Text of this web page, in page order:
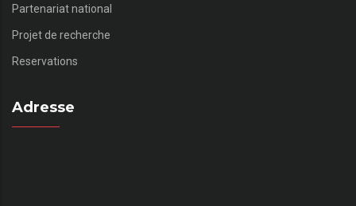
Partenariat national
Projet de recherche
Reservations
Adresse